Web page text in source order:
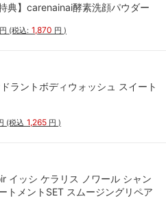
典】carenainai酵素洗顔パウダー
円 (税込: 1,870 円 )
ラントボディウォッシュ スイート
(税込 1,265 円 )
イッシ ケラリス ノワール シャン
トメントSET スムージングリペア